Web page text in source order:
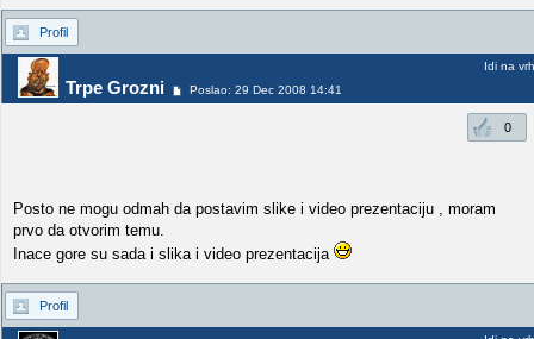
Profil
Trpe Grozni Poslao: 29 Dec 2008 14:41
Idi na vrh
0
Posto ne mogu odmah da postavim slike i video prezentaciju , moram
prvo da otvorim temu.
Inace gore su sada i slika i video prezentacija
Profil